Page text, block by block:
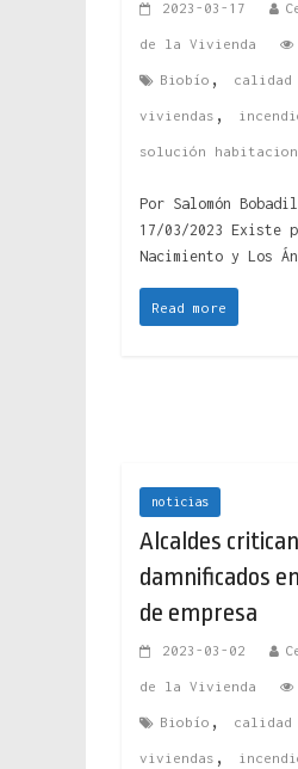
2023-03-17
de la Vivienda
Biobío ,
viviendas ,
solución
Por Salomón
17/03/2023 Existe
Nacimiento y Los
Read more
noticias
Alcaldes
damnificados
de empresa
2023-03-02
de la Vivienda
Biobío ,
viviendas ,